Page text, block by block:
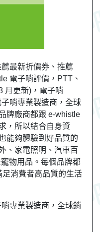
最新折價券、推薦
電子哨評價，PTT、
月更新)，電子哨
哨專業製造商，全球
牌廠商都跟 e-whistle
，所以結合自身資
能夠體驗到好品質的
、家電照明、汽車百
物用品。每個品牌都
消費者高品質的生活
專業製造商，全球銷